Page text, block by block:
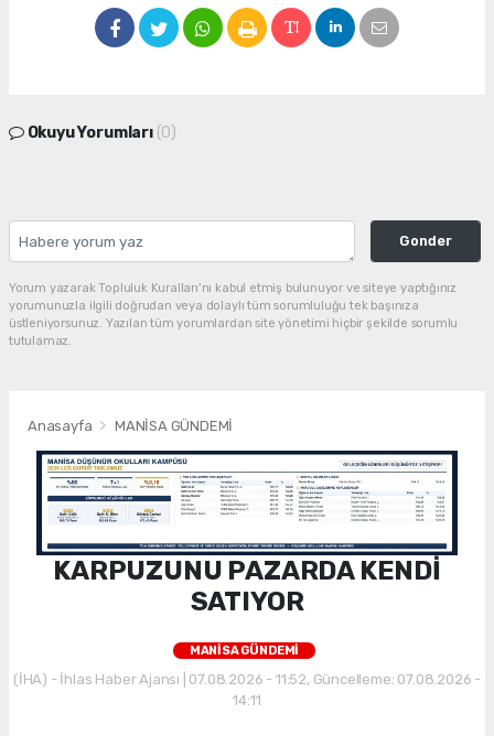
Okuyu Yorumları (0)
Gonder
Yorum yazarak Topluluk Kuralları’nı kabul etmiş bulunuyor ve siteye yaptığınız
yorumunuzla ilgili doğrudan veya dolaylı tüm sorumluluğu tek başınıza
üstleniyorsunuz. Yazılan tüm yorumlardan site yönetimi hiçbir şekilde sorumlu
tutulamaz.
Anasayfa MANİSA GÜNDEMİ
KARPUZUNU PAZARDA KENDİ
SATIYOR
MANİSA GÜNDEMİ
(İHA) - İhlas Haber Ajansı | 07.08.2026 - 11:52, Güncelleme: 07.08.2026 -
14:11